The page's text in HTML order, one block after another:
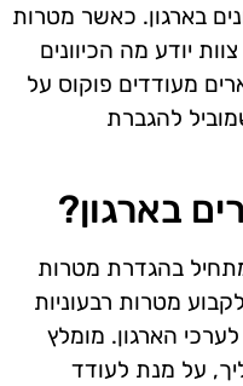
בארגון. כאשר מטרות
יודע מה הכיוונים
מעודדים פוקוס על
להגברת
בארגון?
בהגדרת מטרות
מטרות רבעוניות
הארגון. מומלץ
על מנת לעודד